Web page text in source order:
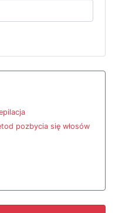
pozbycia się włosów